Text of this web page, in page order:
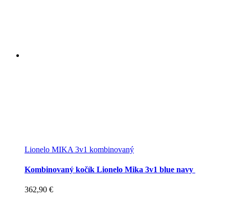
Lionelo MIKA 3v1 kombinovaný
Kombinovaný kočík Lionelo Mika 3v1 blue navy
362,90 €